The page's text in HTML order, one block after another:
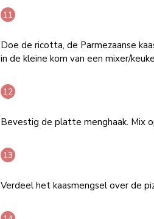
Doe de ricotta, de Parmezaanse
in de kleine kom van een mixer/
Bevestig de platte menghaak. Mix
Verdeel het kaasmengsel over de